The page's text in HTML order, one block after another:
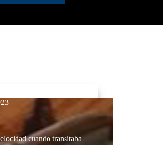
cuando transitaba